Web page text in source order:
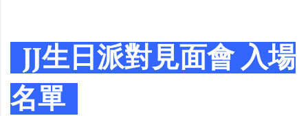
JJ生日派對見面會 入場
名單